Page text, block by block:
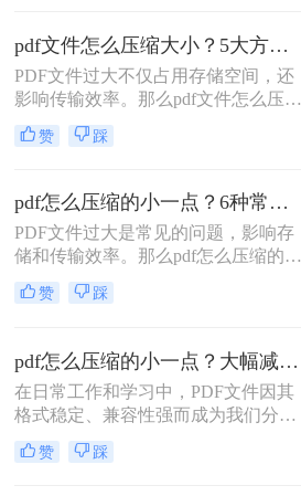
4种常用的PDF压缩方法，帮助您快速
减小文件大小。
pdf文件怎么压缩大小？5大方法深度解析与实操指南！
PDF文件过大不仅占用存储空间，还
影响传输效率。那么pdf文件怎么压缩
大小呢？本文将系统介绍5种主流压
缩方法，助你精准平衡文件体积与质
赞 踩
pdf怎么压缩的小一点？6种常用方案详解！
PDF文件过大是常见的问题，影响存
储和传输效率。那么pdf怎么压缩的小
一点呢？本文将详解6种主流压缩方
案，助你快速解决文件体积过大的困
赞 踩
pdf怎么压缩的小一点？大幅减小文件体积的有效方法全解析！
在日常工作和学习中，PDF文件因其
格式稳定、兼容性强而成为我们分享
文档、报告和资料的首选格式。然
而，随之而来的问题也显而易见：过
赞 踩